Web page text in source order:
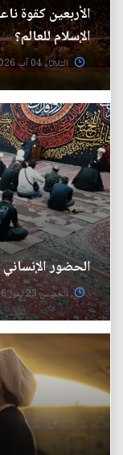
الأربعين كقوة
الإسلام للعالم؟
الثلاثاء 04 آب 2026
الحضور
الخميس 23 تموز 2026